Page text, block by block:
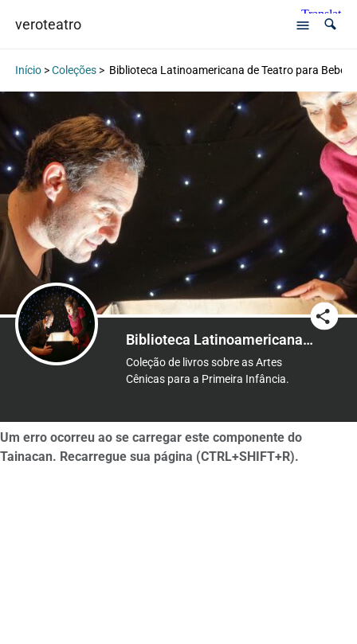
veroteatro
Início>Coleções> Biblioteca Latinoamericana de Teatro para Bebés
Biblioteca Latinoamericana de Teatro para Bebés
Coleção de livros sobre as Artes
Cênicas para a Primeira Infância.
Um erro ocorreu ao se carregar este componente do
Tainacan. Recarregue sua página (CTRL+SHIFT+R).